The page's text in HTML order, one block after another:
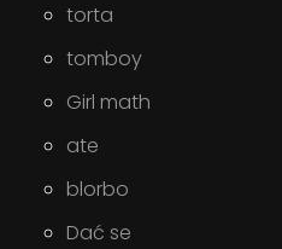
torta
tomboy
Girl math
ate
blorbo
Dać se